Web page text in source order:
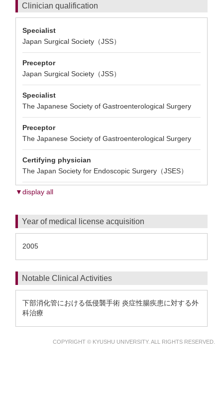
Clinician qualification
Specialist
Japan Surgical Society（JSS）
Preceptor
Japan Surgical Society（JSS）
Specialist
The Japanese Society of Gastroenterological Surgery
Preceptor
The Japanese Society of Gastroenterological Surgery
Certifying physician
The Japan Society for Endoscopic Surgery（JSES）
▼display all
Year of medical license acquisition
2005
Notable Clinical Activities
下部消化管における低侵襲手術 炎症性腸疾患に対する外
科治療
COPYRIGHT © KYUSHU UNIVERSITY. ALL RIGHTS RESERVED.